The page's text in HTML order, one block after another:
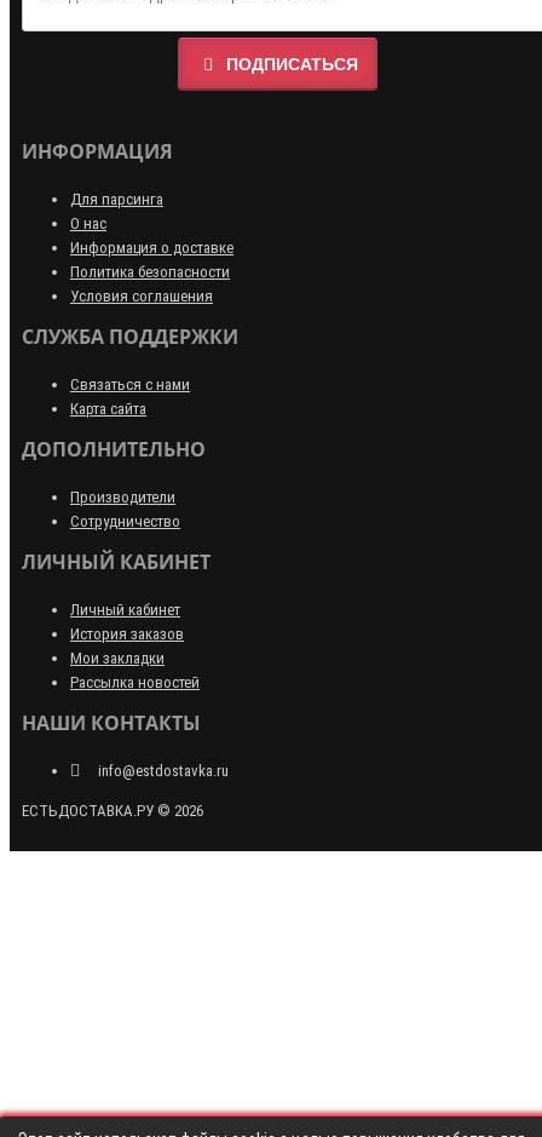
ПОДПИСАТЬСЯ
ИНФОРМАЦИЯ
Для парсинга
О нас
Информация о доставке
Политика безопасности
Условия соглашения
СЛУЖБА ПОДДЕРЖКИ
Связаться с нами
Карта сайта
ДОПОЛНИТЕЛЬНО
Производители
Сотрудничество
ЛИЧНЫЙ КАБИНЕТ
Личный кабинет
История заказов
Мои закладки
Рассылка новостей
НАШИ КОНТАКТЫ
info@estdostavka.ru
ЕСТЬДОСТАВКА.РУ © 2026